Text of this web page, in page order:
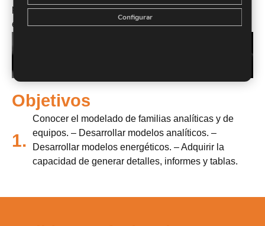
permitiéndoles generar información de los modelos, todo
ello desarrollándose con Revit.
Objetivos
1.
Conocer el modelado de familias analíticas y de
equipos. – Desarrollar modelos analíticos. –
Desarrollar modelos energéticos. – Adquirir la
capacidad de generar detalles, informes y tablas.
Configurar